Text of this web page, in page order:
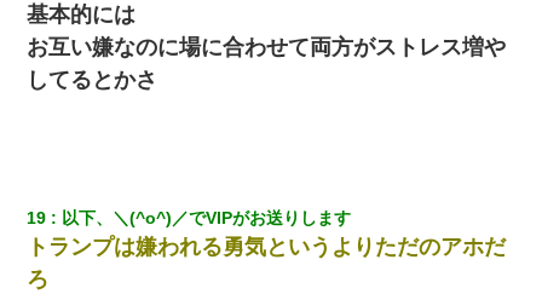
基本的には
お互い嫌なのに場に合わせて両方がストレス増や
してるとかさ
19 以下、＼(^o^)／でVIPがお送りします
トランプは嫌われる勇気というよりただのアホだ
ろ